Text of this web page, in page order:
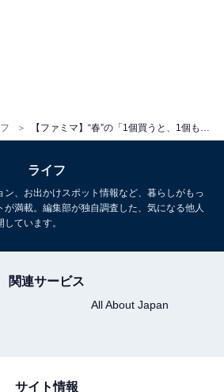
ライフ
、お出かけスポット情報など、暮らしがもっ
が満載。編集部が独自調査した、気になる他人
ています。
関連サービス
All About Japan
サイト情報